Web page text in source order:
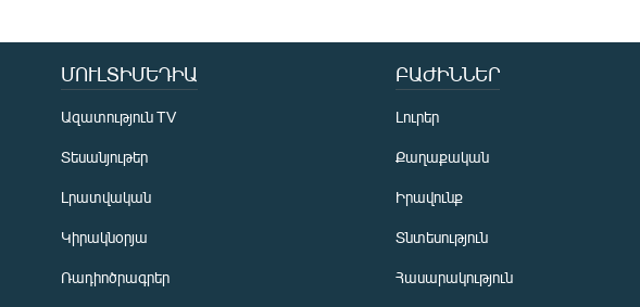
ՄՈՒԼՏԻՄԵԴԻԱ
Ազատություն TV
Տեսանյութեր
Լրատվական
Կիրակնօրյա
Ռադիոծրագրեր
ԲԱԺԻՆՆԵՐ
Լուրեր
Քաղաքական
Իրավունք
Տնտեսություն
Հասարակություն